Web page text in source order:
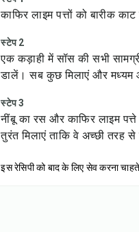
काफिर लाइम पत्तों को बारीक
स्टेप 2
एक कड़ाही में सॉस की सभी
डालें। सब कुछ मिलाएं और मध्यम
स्टेप 3
नींबू का रस और काफिर लाइम
तुरंत मिलाएं ताकि वे अच्छी तरह
इस रेसिपी को बाद के लिए सेव करना